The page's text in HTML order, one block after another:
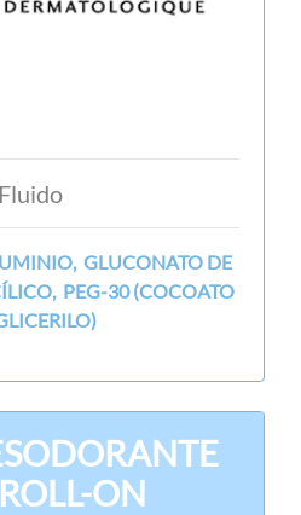
Fluido
GLUCONATO DE
PEG-30 (COCOATO
ON